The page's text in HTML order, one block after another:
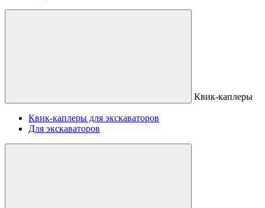
Квик-каплеры
Квик-каплеры для экскаваторов
Для экскаваторов